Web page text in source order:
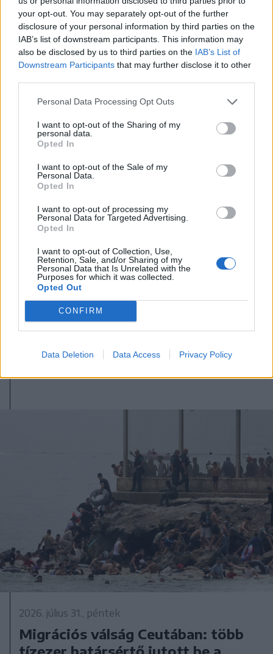
your opt-out. You may separately opt-out of the further
disclosure of your personal information by third parties on the
IAB’s list of downstream participants. This information may
also be disclosed by us to third parties on the IAB’s List of
Downstream Participants that may further disclose it to other
Personal Data Processing Opt Outs
I want to opt-out of the Sharing of my
personal data.
Opted In
I want to opt-out of the Sale of my
Personal Data.
Opted In
I want to opt-out of processing my
Personal Data for Targeted Advertising.
Opted In
I want to opt-out of Collection, Use,
Retention, Sale, and/or Sharing of my
Personal Data that Is Unrelated with the
Purposes for which it was collected.
Opted Out
CONFIRM
Data Deletion Data Access Privacy Policy
A rovat további cikkei
A Tate-testvérek szabadlábra
helyezését kérik ügyvédeik
2026. július 31., péntek
Migrációs válság Ceutában: több